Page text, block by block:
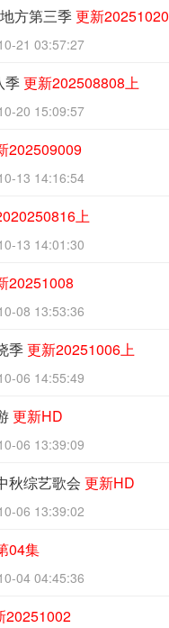
方第三季更新20251020
21 03:57:27
季更新202508808上
20 15:09:57
202509009
13 14:16:54
上
13 14:01:30
20251008
08 13:53:36
季更新20251006上
06 14:55:49
更新HD
06 13:39:09
秋综艺歌会 更新HD
06 13:39:02
04集
04 04:45:36
20251002